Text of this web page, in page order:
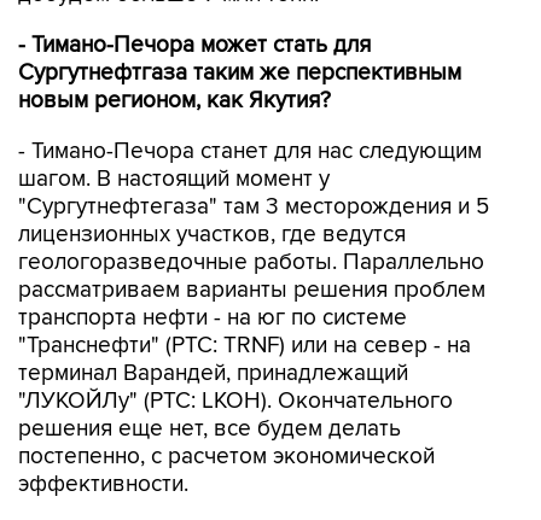
- Тимано-Печора может стать для
Сургутнефтгаза таким же перспективным
новым регионом, как Якутия?
- Тимано-Печора станет для нас следующим
шагом. В настоящий момент у
"Сургутнефтегаза" там 3 месторождения и 5
лицензионных участков, где ведутся
геологоразведочные работы. Параллельно
рассматриваем варианты решения проблем
транспорта нефти - на юг по системе
"Транснефти" (РТС: TRNF) или на север - на
терминал Варандей, принадлежащий
"ЛУКОЙЛу" (РТС: LKOH). Окончательного
решения еще нет, все будем делать
постепенно, с расчетом экономической
эффективности.